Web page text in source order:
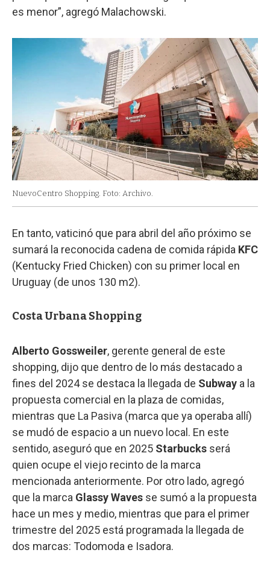
es menor”, agregó Malachowski.
NuevoCentro Shopping. Foto: Archivo.
En tanto, vaticinó que para abril del año próximo se
sumará la reconocida cadena de comida rápida KFC
(Kentucky Fried Chicken) con su primer local en
Uruguay (de unos 130 m2).
Costa Urbana Shopping
Alberto Gossweiler, gerente general de este
shopping, dijo que dentro de lo más destacado a
fines del 2024 se destaca la llegada de Subway a la
propuesta comercial en la plaza de comidas,
mientras que La Pasiva (marca que ya operaba allí)
se mudó de espacio a un nuevo local. En este
sentido, aseguró que en 2025 Starbucks será
quien ocupe el viejo recinto de la marca
mencionada anteriormente. Por otro lado, agregó
que la marca Glassy Waves se sumó a la propuesta
hace un mes y medio, mientras que para el primer
trimestre del 2025 está programada la llegada de
dos marcas: Todomoda e Isadora.